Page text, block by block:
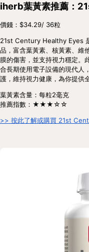
iherb葉黃素推薦：
價錢：$34.29/ 36粒
21st Century Healthy Eyes
品，富含葉黃素、核黃素、維
膜的傷害，並支持視力穩定。
合長期使用電子設備的現代人
護，維持視力健康，為你提供
葉黃素含量：每粒2毫克
推薦指數：★★★☆☆
>> 按此了解或購買 21st